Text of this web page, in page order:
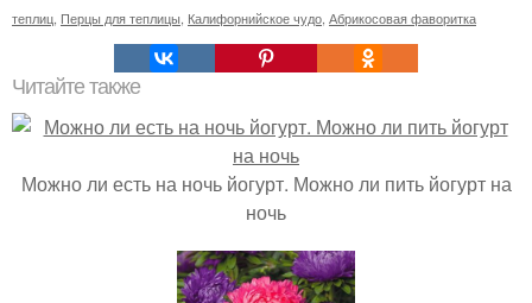
теплиц Перцы для теплицы Калифорнийское чудо Абрикосовая фаворитка
Читайте также
Можно ли есть на ночь йогурт. Можно ли пить йогурт на
ночь